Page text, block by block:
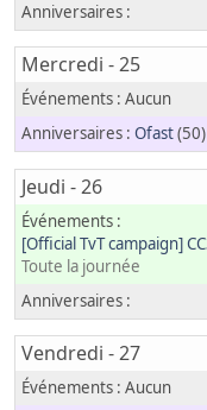
Mercredi - 25
Ofast(50)
Jeudi - 26
[Official TvT campaign]
Toute la journée
Vendredi - 27